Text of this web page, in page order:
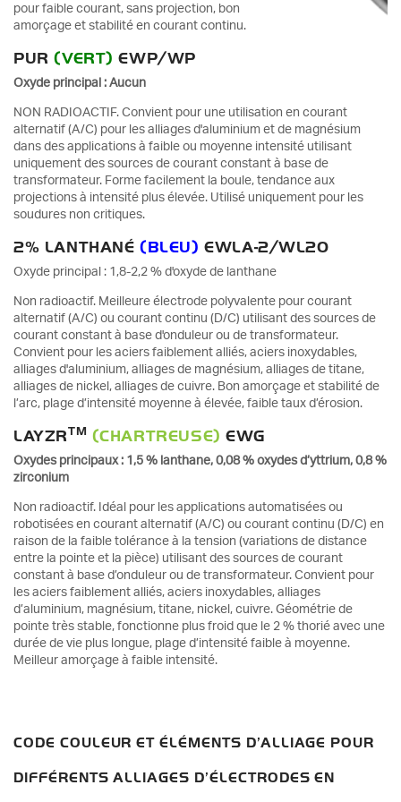
pour faible courant, sans projection, bon
amorçage et stabilité en courant continu.
PUR(VERT) EWP/WP
Oxyde principal : Aucun
NON RADIOACTIF. Convient pour une utilisation en courant
alternatif (A/C) pour les alliages d'aluminium et de magnésium
dans des applications à faible ou moyenne intensité utilisant
uniquement des sources de courant constant à base de
transformateur. Forme facilement la boule, tendance aux
projections à intensité plus élevée. Utilisé uniquement pour les
soudures non critiques.
2% LANTHANÉ(BLEU) EWLA-2/WL20
Oxyde principal : 1,8-2,2 % d'oxyde de lanthane
Non radioactif. Meilleure électrode polyvalente pour courant
alternatif (A/C) ou courant continu (D/C) utilisant des sources de
courant constant à base d'onduleur ou de transformateur.
Convient pour les aciers faiblement alliés, aciers inoxydables,
alliages d'aluminium, alliages de magnésium, alliages de titane,
alliages de nickel, alliages de cuivre. Bon amorçage et stabilité de
l’arc, plage d’intensité moyenne à élevée, faible taux d’érosion.
LAYZRTM (CHARTREUSE)EWG
Oxydes principaux : 1,5 % lanthane, 0,08 % oxydes d’yttrium, 0,8 %
zirconium
Non radioactif. Idéal pour les applications automatisées ou
robotisées en courant alternatif (A/C) ou courant continu (D/C) en
raison de la faible tolérance à la tension (variations de distance
entre la pointe et la pièce) utilisant des sources de courant
constant à base d’onduleur ou de transformateur. Convient pour
les aciers faiblement alliés, aciers inoxydables, alliages
d’aluminium, magnésium, titane, nickel, cuivre. Géométrie de
pointe très stable, fonctionne plus froid que le 2 % thorié avec une
durée de vie plus longue, plage d’intensité faible à moyenne.
Meilleur amorçage à faible intensité.
CODE COULEUR ET ÉLÉMENTS D’ALLIAGE POUR
DIFFÉRENTS ALLIAGES D’ÉLECTRODES EN